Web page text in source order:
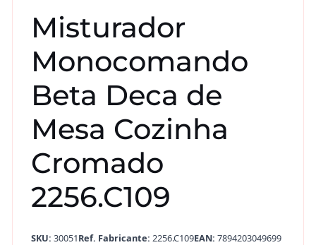
Misturador
Monocomando
Beta Deca de
Mesa Cozinha
Cromado
2256.C109
SKU: 30051Ref. Fabricante: 2256.C109EAN: 7894203049699